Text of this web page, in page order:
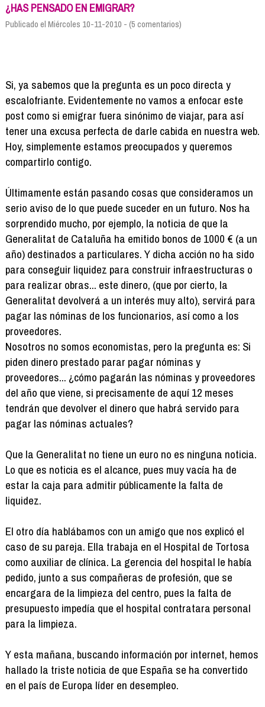
Info viajeros
¿HAS PENSADO EN EMIGRAR?
Publicado el Miércoles 10-11-2010 - (5 comentarios)
Si, ya sabemos que la pregunta es un poco directa y
escalofriante. Evidentemente no vamos a enfocar este
post como si emigrar fuera sinónimo de viajar, para así
tener una excusa perfecta de darle cabida en nuestra web.
Hoy, simplemente estamos preocupados y queremos
compartirlo contigo.
Últimamente están pasando cosas que consideramos un
serio aviso de lo que puede suceder en un futuro. Nos ha
sorprendido mucho, por ejemplo, la noticia de que la
Generalitat de Cataluña ha emitido bonos de 1000 € (a un
año) destinados a particulares. Y dicha acción no ha sido
para conseguir liquidez para construir infraestructuras o
para realizar obras... este dinero, (que por cierto, la
Generalitat devolverá a un interés muy alto), servirá para
pagar las nóminas de los funcionarios, así como a los
proveedores.
Nosotros no somos economistas, pero la pregunta es: Si
piden dinero prestado parar pagar nóminas y
proveedores... ¿cómo pagarán las nóminas y proveedores
del año que viene, si precisamente de aquí 12 meses
tendrán que devolver el dinero que habrá servido para
pagar las nóminas actuales?
Que la Generalitat no tiene un euro no es ninguna noticia.
Lo que es noticia es el alcance, pues muy vacía ha de
estar la caja para admitir públicamente la falta de
liquidez.
El otro día hablábamos con un amigo que nos explicó el
caso de su pareja. Ella trabaja en el Hospital de Tortosa
como auxiliar de clínica. La gerencia del hospital le había
pedido, junto a sus compañeras de profesión, que se
encargara de la limpieza del centro, pues la falta de
presupuesto impedía que el hospital contratara personal
para la limpieza.
Y esta mañana, buscando información por internet, hemos
hallado la triste noticia de que España se ha convertido
en el país de Europa líder en desempleo.